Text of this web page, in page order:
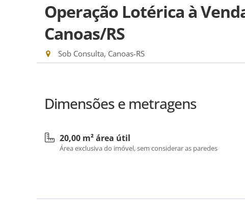
Operação Lotérica à
Canoas/RS
Sob Consulta, Canoas-RS
Dimensões e metragens
20,00 m² área útil
Área exclusiva do imóvel, sem considerar as paredes